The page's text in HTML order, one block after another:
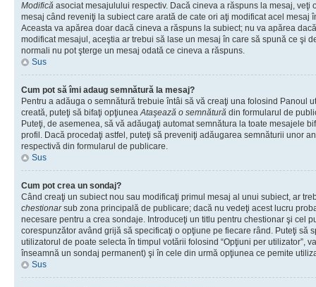
Modifică asociat mesajulului respectiv. Dacă cineva a răspuns la mesaj, veţi
mesaj când reveniţi la subiect care arată de cate ori aţi modificat acel mesaj
Aceasta va apărea doar dacă cineva a răspuns la subiect; nu va apărea
modificat mesajul, aceştia ar trebui să lase un mesaj în care să spună ce şi
normali nu pot şterge un mesaj odată ce cineva a răspuns.
Sus
Cum pot să îmi adaug semnătură la mesaj?
Pentru a adăuga o semnătură trebuie întâi să vă creaţi una folosind Panoul
creată, puteţi să bifaţi opţiuneaAtaşează o semnătură din formularul de
Puteţi, de asemenea, să vă adăugaţi automat semnătura la toate mesajele
profil. Dacă procedaţi astfel, puteţi să preveniţi adăugarea semnăturii unor
respectivă din formularul de publicare.
Sus
Cum pot crea un sondaj?
Când creaţi un subiect nou sau modificaţi primul mesaj al unui subiect, ar
chestionarsub zona principală de publicare; dacă nu vedeţi acest lucru
necesare pentru a crea sondaje. Introduceţi un titlu pentru chestionar şi cel
corespunzător având grijă să specificaţi o opţiune pe fiecare rând. Puteţi să
utilizatorul de poate selecta în timpul votării folosind “Opţiuni per utilizator”,
înseamnă un sondaj permanent) şi în cele din urmă opţiunea ce pemite
Sus